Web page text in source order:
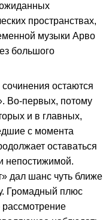
пространствах,
музыки Арво
большого
остаются
Во-первых, потому
и в главных,
с момента
оставаться
непостижимой.
дал шанс чуть ближе
Громадный плюс
рассмотрение